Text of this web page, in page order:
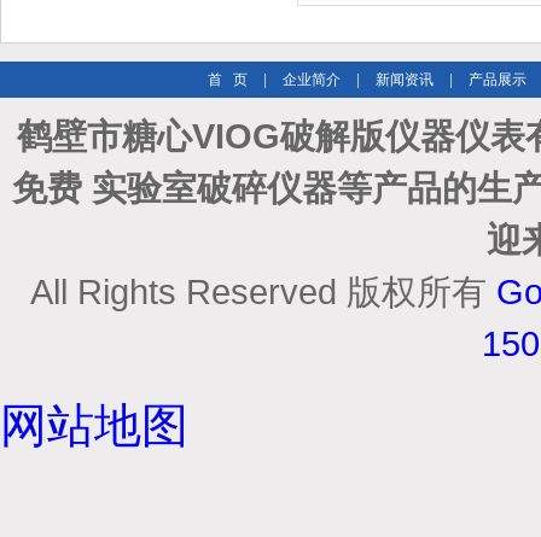
首 页 企业简介 新闻资讯 产品展示
鹤壁市糖心VIOG破解版仪器仪
免费 实验室破碎仪器等产品的生
迎
All Rights Reserved 版权所有
网站地图